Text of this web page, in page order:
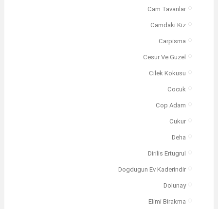
Cam Tavanlar
Camdaki Kiz
Carpisma
Cesur Ve Guzel
Cilek Kokusu
Cocuk
Cop Adam
Cukur
Deha
Dirilis Ertugrul
Dogdugun Ev Kaderindir
Dolunay
Elimi Birakma